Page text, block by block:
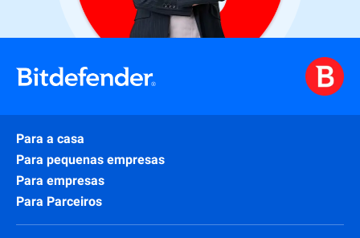
Para a casa
Para pequenas empresas
Para empresas
Para Parceiros